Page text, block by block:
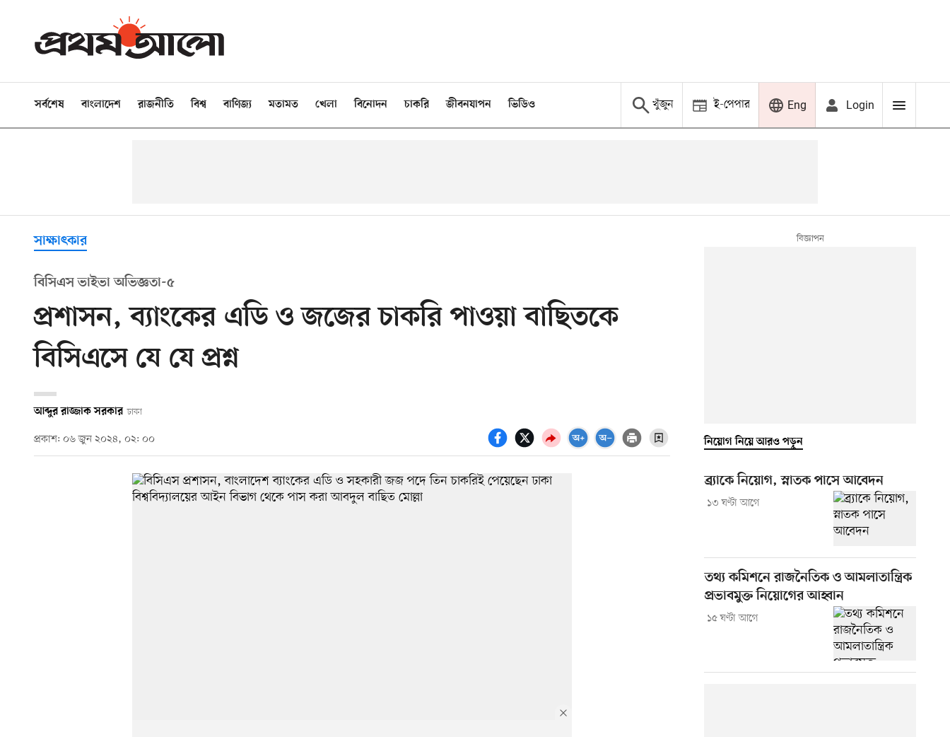
সর্বশেষ বাংলাদেশ রাজনীতি বিশ্ব বাণিজ্য মতামত খেলা বিনোদন চাকরি জীবনযাপন ভিডিও খুঁজুন ই-পেপার Eng Login
সাক্ষাৎকার
বিসিএস ভাইভা অভিজ্ঞতা-৫
প্রশাসন, ব্যাংকের এডি ও জজের চাকরি পাওয়া বাছিতকে
বিসিএসে যে যে প্রশ্ন
আব্দুর রাজ্জাক সরকার ঢাকা
প্রকাশ: ০৬ জুন ২০২৪, ০২: ০০ নিয়োগ নিয়ে আরও পড়ুন
ব্র্যাকে নিয়োগ, স্নাতক পাসে আবেদন
১৩ ঘণ্টা আগে
তথ্য কমিশনে রাজনৈতিক ও আমলাতান্ত্রিক
প্রভাবমুক্ত নিয়োগের আহ্বান
১৫ ঘণ্টা আগে